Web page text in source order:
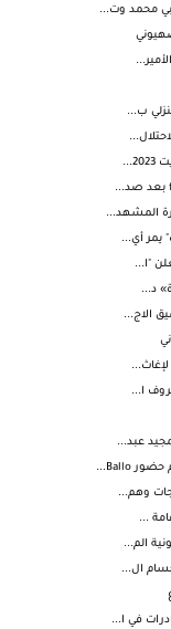
محمد وت...
ب...
المشهد...
يمر أي...
"ا...
د...
الاج...
ا...
عبد...
وهم...
...
ال...
في ا...